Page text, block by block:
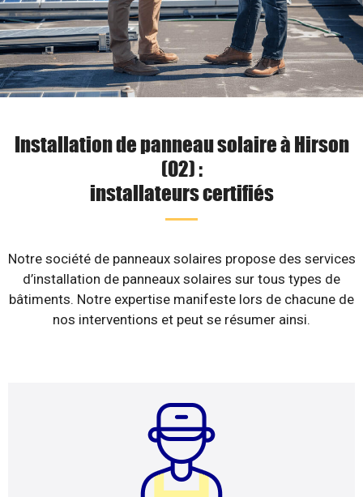
Installation de panneau solaire à Hirson
(02) :
installateurs certifiés
Notre société de panneaux solaires propose des services
d’installation de panneaux solaires sur tous types de
bâtiments. Notre expertise manifeste lors de chacune de
nos interventions et peut se résumer ainsi.